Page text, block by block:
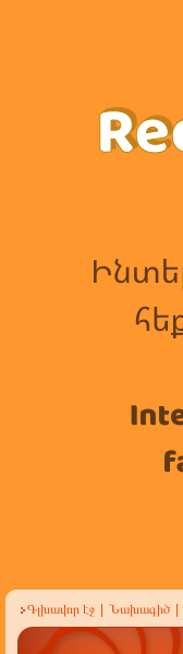
Գլխավոր էջ Նախագիծ